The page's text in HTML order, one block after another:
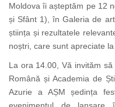
Moldova îi așteptăm pe 12
și Sfânt 1), în Galeria de
știința și rezultatele
noștri, care sunt apreciate
La ora 14.00, Vă invităm
Română și Academia de
Azurie a AȘM ședința